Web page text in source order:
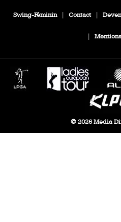
Swing-Féminin Contact
© 2026 Media